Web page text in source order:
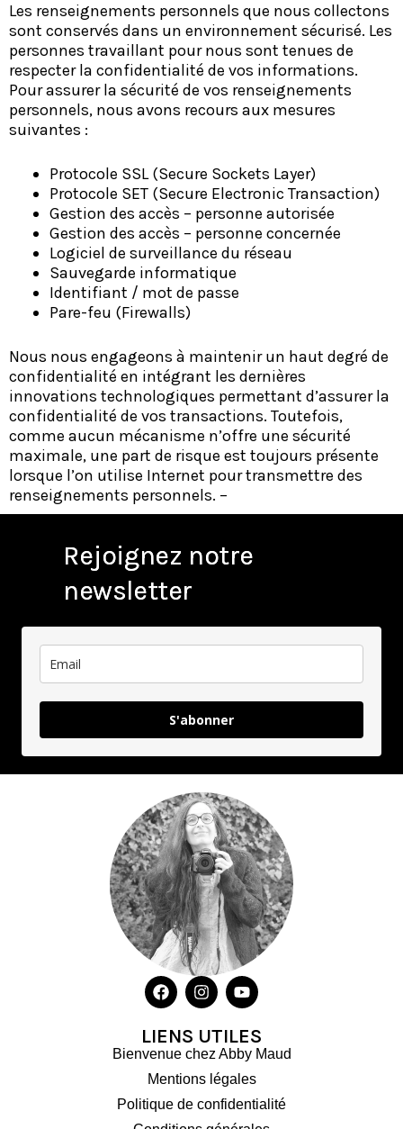
Les renseignements personnels que nous collectons
sont conservés dans un environnement sécurisé. Les
personnes travaillant pour nous sont tenues de
respecter la confidentialité de vos informations.
Pour assurer la sécurité de vos renseignements
personnels, nous avons recours aux mesures
suivantes :
Protocole SSL (Secure Sockets Layer)
Protocole SET (Secure Electronic Transaction)
Gestion des accès – personne autorisée
Gestion des accès – personne concernée
Logiciel de surveillance du réseau
Sauvegarde informatique
Identifiant / mot de passe
Pare-feu (Firewalls)
Nous nous engageons à maintenir un haut degré de
confidentialité en intégrant les dernières
innovations technologiques permettant d’assurer la
confidentialité de vos transactions. Toutefois,
comme aucun mécanisme n’offre une sécurité
maximale, une part de risque est toujours présente
lorsque l’on utilise Internet pour transmettre des
renseignements personnels. –
Rejoignez notre
newsletter
S'abonner
LIENS UTILES
Bienvenue chez Abby Maud
Mentions légales
Politique de confidentialité